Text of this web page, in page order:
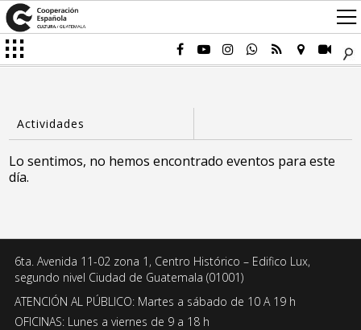
Lo sentimos, no hemos encontrado eventos para este
día.
6ta. Avenida 11-02 zona 1, Centro Histórico – Edifico Lux,
segundo nivel Ciudad de Guatemala (01001)
ATENCIÓN AL PÚBLICO: Martes a sábado de 10 A 19 h
OFICINAS: Lunes a viernes de 9 a 18 h